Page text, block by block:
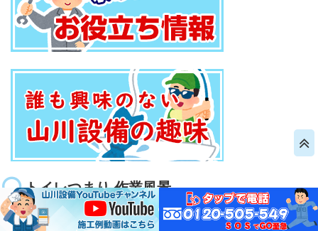
トイレつまり 作業風景
動
画